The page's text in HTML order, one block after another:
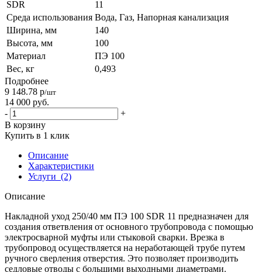
SDR
11
Среда использования Вода, Газ, Напорная канализация
Ширина, мм
140
Высота, мм
100
Материал
ПЭ 100
Вес, кг
0,493
Подробнее
9 148.78 р/шт
14 000 руб.
-
+
В корзину
Купить в 1 клик
Описание
Характеристики
Услуги (2)
Описание
Накладной уход 250/40 мм ПЭ 100 SDR 11 предназначен для
создания ответвления от основного трубопровода с помощью
электросварной муфты или стыковой сварки. Врезка в
трубопровод осуществляется на неработающей трубе путем
ручного сверления отверстия. Это позволяет производить
седловые отводы с большими выходными диаметрами.